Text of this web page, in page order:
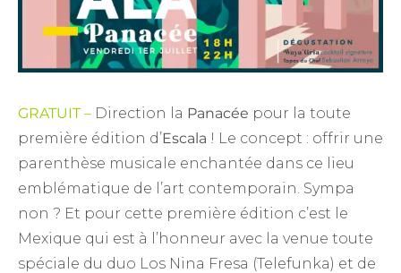
GRATUIT – Direction la Panacée pour la toute
première édition d’Escala ! Le concept : offrir une
parenthèse musicale enchantée dans ce lieu
emblématique de l’art contemporain. Sympa
non ? Et pour cette première édition c’est le
Mexique qui est à l’honneur avec la venue toute
spéciale du duo Los Nina Fresa (Telefunka) et de